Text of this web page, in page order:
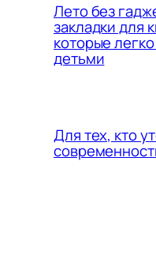
Лето без
закладки для
которые
детьми
Для тех, кто